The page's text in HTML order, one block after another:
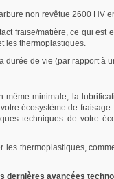
non revêtue 2600 HV
fraise/matière, ce qui est
les thermoplastiques.
durée de vie (par rapport à
minimale, la
écosystème de
techniques de votre
thermoplastiques,
avancées